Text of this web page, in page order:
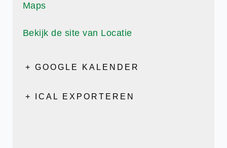
Maps
Bekijk de site van Locatie
+ GOOGLE KALENDER
+ ICAL EXPORTEREN